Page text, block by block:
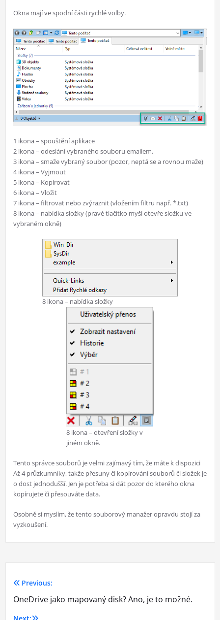
Okna mají ve spodní části rychlé volby.
1 ikona – spouštění aplikace
2 ikona – odeslání vybraného souboru emailem.
3 ikona – smaže vybraný soubor (pozor, neptá se a rovnou maže)
4 ikona – Vyjmout
5 ikona – Kopírovat
6 ikona – Vložit
7 ikona – filtrovat nebo zvýraznit (vložením filtru např. *.txt)
8 ikona – nabídka složky (pravé tlačítko myši otevře složku ve
vybraném okně)
8 ikona – nabídka složky
8 ikona – otevření složky v
jiném okně.
Tento správce souborů je velmi zajímavý tím, že máte k dispozici
Až 4 průzkumníky, takže přesuny či kopírování souborů či složek je
o dost jednodušší. Jen je potřeba si dát pozor do kterého okna
kopírujete či přesouváte data.
Osobně si myslím, že tento souborový manažer opravdu stojí za
vyzkoušení.
Navigace
pro
Previous:
OneDrive jako mapovaný disk? Ano, je to možné.